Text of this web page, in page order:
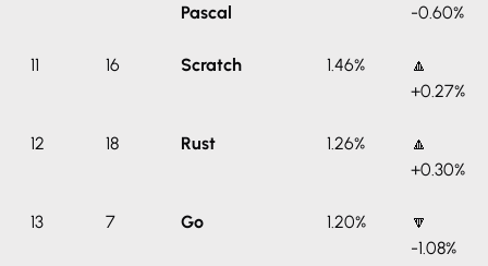
Pascal
-0.60%
11 16 Scratch 1.46%
🔼
+0.27%
12 18 Rust 1.26%
🔼
+0.30%
13 7 Go 1.20%
🔽
-1.08%